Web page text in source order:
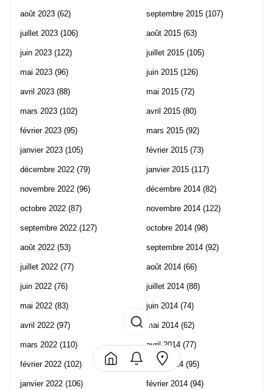
août 2023 (62)
juillet 2023 (106)
juin 2023 (122)
mai 2023 (96)
avril 2023 (88)
mars 2023 (102)
février 2023 (95)
janvier 2023 (105)
décembre 2022 (79)
novembre 2022 (96)
octobre 2022 (87)
septembre 2022 (127)
août 2022 (53)
juillet 2022 (77)
juin 2022 (76)
mai 2022 (83)
avril 2022 (97)
mars 2022 (110)
février 2022 (102)
janvier 2022 (106)
septembre 2015 (107)
août 2015 (63)
juillet 2015 (105)
juin 2015 (126)
mai 2015 (72)
avril 2015 (80)
mars 2015 (92)
février 2015 (73)
janvier 2015 (117)
décembre 2014 (82)
novembre 2014 (122)
octobre 2014 (98)
septembre 2014 (92)
août 2014 (66)
juillet 2014 (88)
juin 2014 (74)
mai 2014 (62)
avril 2014 (77)
mars 2014 (95)
février 2014 (94)